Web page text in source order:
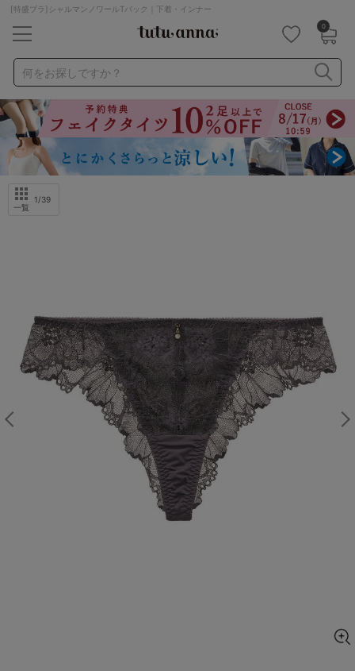
[特盛ブラ]シャルマンノワールTバック｜下着・インナー
0
何をお探しですか？
ナイトブラ ノンワイヤー 特盛ブラ
チューブトップ
折り畳み
パジャマ ストッキング
キャミソール
ルームウェア
メンズ キッズ
マタニティ ギフトラッピング
A75
一覧
1/39